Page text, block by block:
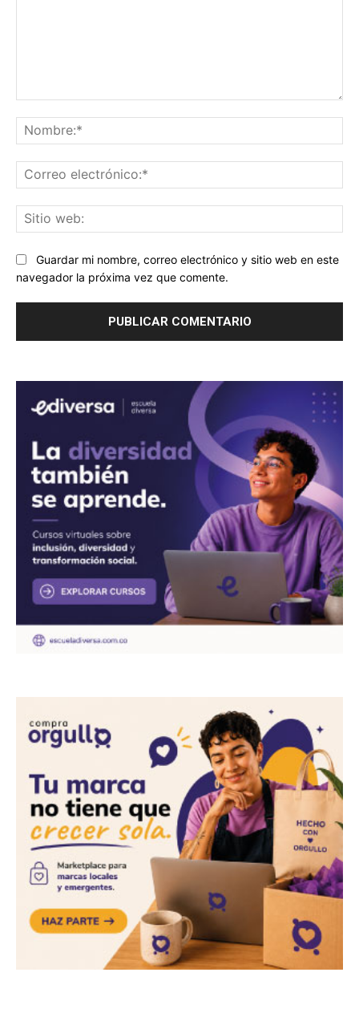
Guardar mi nombre, correo electrónico y sitio web en este
navegador la próxima vez que comente.